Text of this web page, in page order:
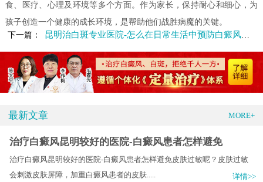
食、医疗、心理及环境等多个方面。作为家长，保持耐心和细心，为
孩子创造一个健康的成长环境，是帮助他们战胜病魔的关键。
下一篇：
昆明治白斑专业医院-怎么在日常生活中预防白癜风的发生
最新文章 MORE+
治疗白癜风昆明较好的医院-白癜风患者怎样避免
治疗白癜风昆明较好的医院-白癜风患者怎样避免皮肤过敏呢？皮肤过敏
会刺激皮肤屏障，加重白癜风患者的皮肤.....
详情>>